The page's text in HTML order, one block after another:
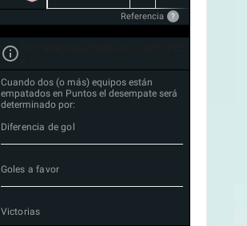
Referencia ?
Cuando dos (o más) equipos están
empatados en Puntos el desempate será
determinado por:
Diferencia de gol
Goles a favor
Victorias